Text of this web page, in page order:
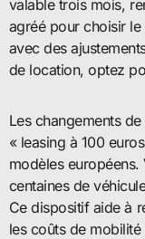
valable trois mois,
agréé pour choisir
avec des
de location, optez
Les changements
« leasing à 100
modèles
centaines de
Ce dispositif aide à
les coûts de